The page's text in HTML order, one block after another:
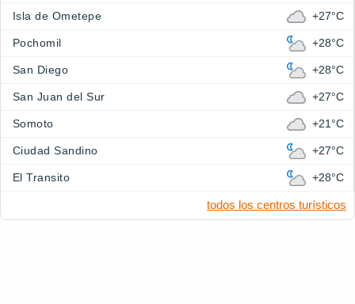
Isla de Ometepe +27°C
Pochomil +28°C
San Diego +28°C
San Juan del Sur +27°C
Somoto +21°C
Ciudad Sandino +27°C
El Transito +28°C
todos los centros turísticos